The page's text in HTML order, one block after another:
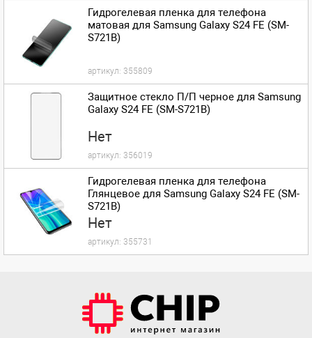
Гидрогелевая пленка для телефона
матовая для Samsung Galaxy S24 FE (SM-
S721B)
артикул: 355809
Защитное стекло П/П черное для Samsung
Galaxy S24 FE (SM-S721B)
Нет
артикул: 356019
Гидрогелевая пленка для телефона
Глянцевое для Samsung Galaxy S24 FE (SM-
S721B)
Нет
артикул: 355731